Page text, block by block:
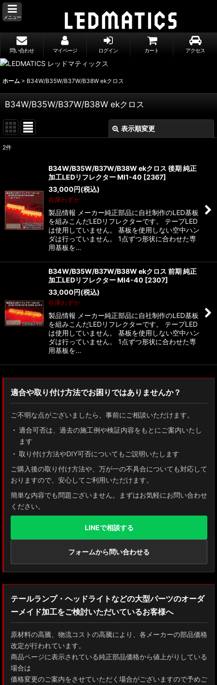
メニュー
問い合わせ マイページ ログイン カート アクセス
ホーム > B34W/B35W/B37W/B38W ekクロス
B34W/B35W/B37W/B38W ekクロス
表示順変更
絞り込む
2件
B34W/B35W/B37W/B38W ekクロス 後期 純正
加工LEDリフレクター MI1-40 [2367]
33,000円(税込)
在庫わずか
製品情報 メーカー純正部品に自社制作のLED基板
を組みこんだLEDリフレクターです。 テープLED
は使用していません。 基板を使用しない空中ハン
ダは行っていません。 1点ずつ形状に合わせた専
用基板を…
B34W/B35W/B37W/B38W ekクロス 前期 純正
加工LEDリフレクター MI4-40 [2307]
33,000円(税込)
在庫わずか
製品情報 メーカー純正部品に自社制作のLED基板
を組みこんだLEDリフレクターです。 テープLED
は使用していません。 基板を使用しない空中ハン
ダは行っていません。 1点ずつ形状に合わせた専
用基板を…
適合や取り付け方法でお困りではありませんか？
ご不明な点がございましたら、事前にご相談いただけます。
適合可否は、過去の施工例や検証内容をもとにご案内いたし
ます
取り付け方法やDIY可否についてもご説明いたします
ご購入後の取り付け方法や、万が一の不具合についても対応して
おりますので、安心してご利用いただけます。
簡単な内容でも問題ございません。まずはお気軽にお問い合わせ
ください。
LINEで相談する
フォームから問い合わせる
テールランプ・ヘッドライトなどの大型パーツのオーダ
ーメイド加工をご検討いただいているお客様へ
原材料の高騰、物流コストの高騰により、各メーカーの部品価格
改定が行われています。
商品ページに表示されている純正部品価格から値上がりしている
場合は
価格変更のご案内をさせていただく場合がございますので予めご